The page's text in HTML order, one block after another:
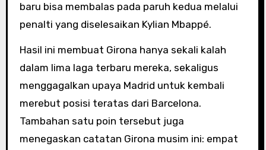
baru bisa membalas pada paruh kedua melalui
penalti yang diselesaikan Kylian Mbappé.
Hasil ini membuat Girona hanya sekali kalah
dalam lima laga terbaru mereka, sekaligus
menggagalkan upaya Madrid untuk kembali
merebut posisi teratas dari Barcelona.
Tambahan satu poin tersebut juga
menegaskan catatan Girona musim ini: empat